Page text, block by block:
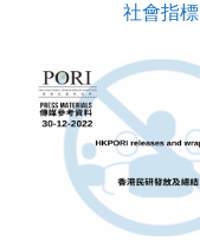
社會指標